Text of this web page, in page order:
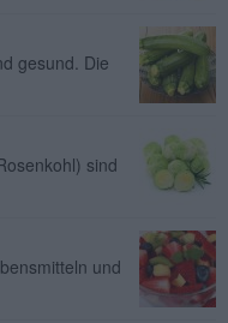
gesund. Die
sind
und